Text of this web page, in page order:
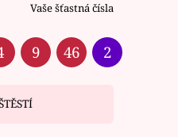
Vaše šťastná čísla
9 46 2